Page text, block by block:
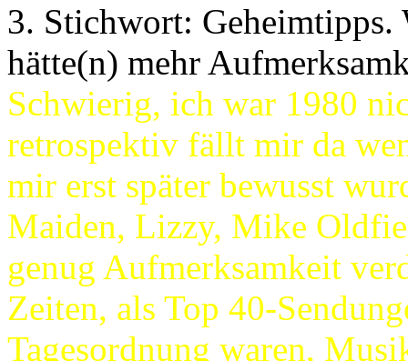
3. Stichwort: Geheimtipps.
hätte(n) mehr
Schwierig, ich war 1980
retrospektiv fällt mir da
mir erst später bewusst
Maiden, Lizzy, Mike
genug Aufmerksamkeit
Zeiten, als Top 40-
Tagesordnung waren,